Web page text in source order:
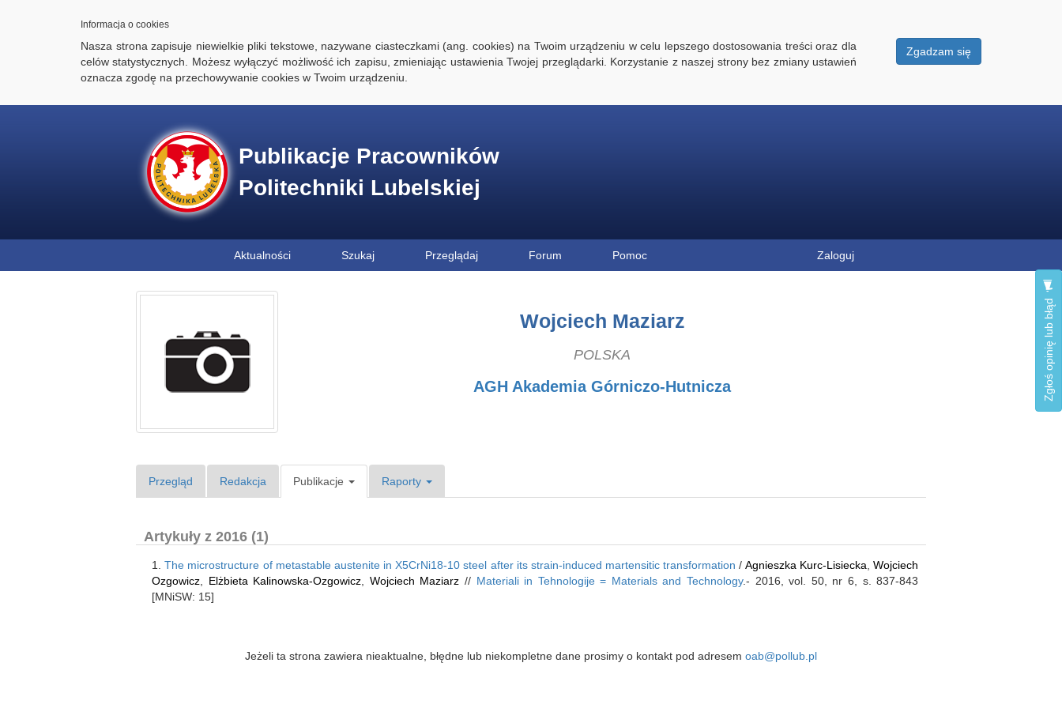
Informacja o cookies
Zgadzam się
Nasza strona zapisuje niewielkie pliki tekstowe, nazywane ciasteczkami (ang. cookies) na Twoim urządzeniu w celu lepszego dostosowania treści oraz dla
celów statystycznych. Możesz wyłączyć możliwość ich zapisu, zmieniając ustawienia Twojej przeglądarki. Korzystanie z naszej strony bez zmiany ustawień
oznacza zgodę na przechowywanie cookies w Twoim urządzeniu.
Publikacje Pracowników
Politechniki Lubelskiej
Aktualności Szukaj Przeglądaj Forum Pomoc Zaloguj
Zgłoś opinię lub błąd
Wojciech Maziarz
POLSKA
AGH Akademia Górniczo-Hutnicza
Przegląd Redakcja Publikacje Raporty
Artykuły z 2016 (1)
1.The microstructure of metastable austenite in X5CrNi18-10 steel after its strain-induced martensitic transformation / Agnieszka Kurc-Lisiecka ,Wojciech
Ozgowicz
Elżbieta Kalinowska-Ozgowicz Wojciech Maziarz // Materiali in Tehnologije = Materials and Technology.- 2016, vol. 50, nr 6, s. 837-843
[MNiSW: 15]
Jeżeli ta strona zawiera nieaktualne, błędne lub niekompletne dane prosimy o kontakt pod adresem oab@pollub.pl